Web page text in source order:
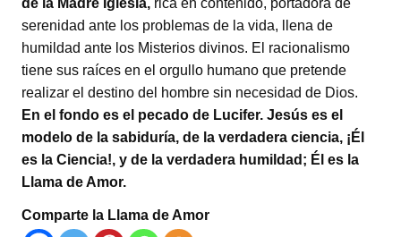
de la Madre Iglesia, rica en contenido, portadora de
serenidad ante los problemas de la vida, llena de
humildad ante los Misterios divinos. El racionalismo
tiene sus raíces en el orgullo humano que pretende
realizar el destino del hombre sin necesidad de Dios.
En el fondo es el pecado de Lucifer. Jesús es el
modelo de la sabiduría, de la verdadera ciencia, ¡Él
es la Ciencia!, y de la verdadera humildad; Él es la
Llama de Amor.
Comparte la Llama de Amor